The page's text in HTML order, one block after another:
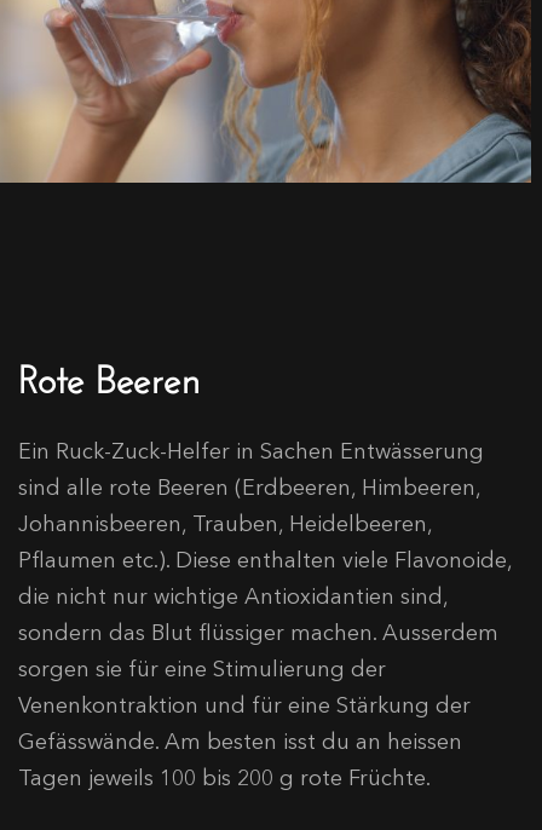
Rote Beeren
Ein Ruck-Zuck-Helfer in Sachen Entwässerung
sind alle rote Beeren (Erdbeeren, Himbeeren,
Johannisbeeren, Trauben, Heidelbeeren,
Pflaumen etc.). Diese enthalten viele Flavonoide,
die nicht nur wichtige Antioxidantien sind,
sondern das Blut flüssiger machen. Ausserdem
sorgen sie für eine Stimulierung der
Venenkontraktion und für eine Stärkung der
Gefässwände. Am besten isst du an heissen
Tagen jeweils 100 bis 200 g rote Früchte.